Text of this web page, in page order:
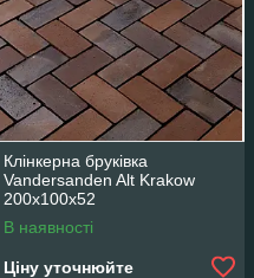
Клінкерна бруківка
Vandersanden Alt Krakow
200x100x52
В наявності
Ціну уточнюйте